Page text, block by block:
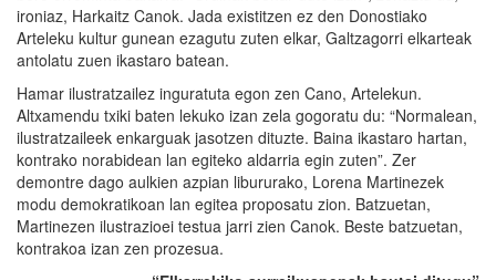
ironiaz, Harkaitz Canok. Jada existitzen ez den Donostiako
Arteleku kultur gunean ezagutu zuten elkar, Galtzagorri elkarteak
antolatu zuen ikastaro batean.
Hamar ilustratzailez inguratuta egon zen Cano, Artelekun.
Altxamendu txiki baten lekuko izan zela gogoratu du: “Normalean,
ilustratzaileek enkarguak jasotzen dituzte. Baina ikastaro hartan,
kontrako norabidean lan egiteko aldarria egin zuten”. Zer
demontre dago aulkien azpian libururako, Lorena Martinezek
modu demokratikoan lan egitea proposatu zion. Batzuetan,
Martinezen ilustrazioei testua jarri zien Canok. Beste batzuetan,
kontrakoa izan zen prozesua.